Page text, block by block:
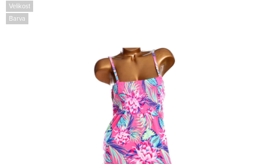
Velikost
Barva